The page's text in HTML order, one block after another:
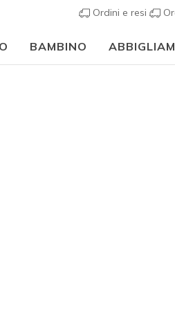
Ordini e resi
BAMBINO